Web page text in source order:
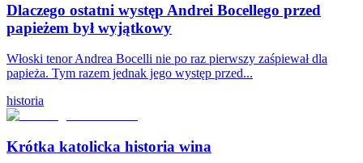
Dlaczego ostatni występ Andrei Bocellego przed
papieżem był wyjątkowy
Włoski tenor Andrea Bocelli nie po raz pierwszy zaśpiewał dla
papieża. Tym razem jednak jego występ przed...
historia
Krótka katolicka historia wina